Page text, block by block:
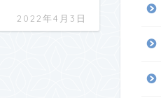
2022年4月3日